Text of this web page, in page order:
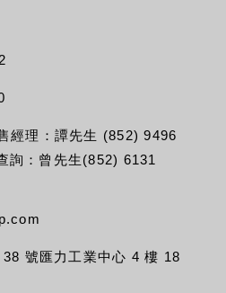
經理：譚先生 (852) 9496
詢：曾先生(852) 6131
號匯力工業中心 4 樓 18